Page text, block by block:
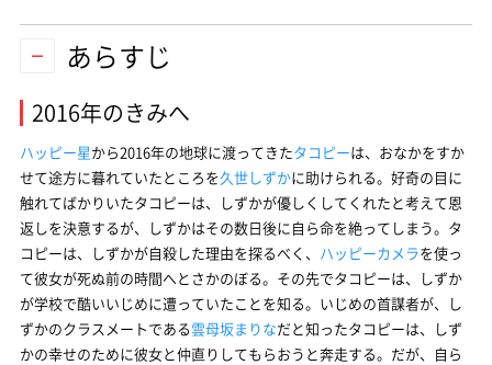
あらすじ
2016年のきみへ
ハッピー星から2016年の地球に渡ってきたタコピーは、おなかをすか
せて途方に暮れていたところを久世しずかに助けられる。好奇の目に
触れてばかりいたタコピーは、しずかが優しくしてくれたと考えて恩
返しを決意するが、しずかはその数日後に自ら命を絶ってしまう。タ
コピーは、しずかが自殺した理由を探るべく、
ハッピーカメラを使っ
て彼女が死ぬ前の時間へとさかのぼる。その先でタコピーは、しずか
が学校で酷いいじめに遭っていたことを知る。いじめの首謀者が、し
ずかのクラスメートである雲母坂まりなだと知ったタコピーは、しず
かの幸せのために彼女と仲直りしてもらおうと奔走する。だが、自ら